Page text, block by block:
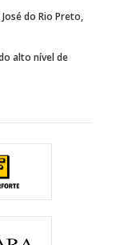
do Rio Preto,
alto nível de